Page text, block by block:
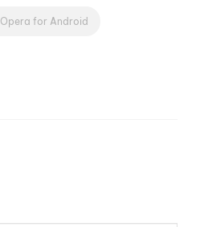
Opera for Android